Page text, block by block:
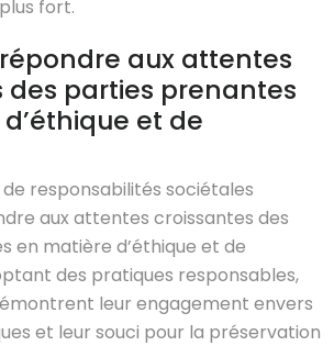
fort.
aux attentes
des parties prenantes
et de
responsabilités sociétales
aux attentes croissantes des
en matière d’éthique et de
des pratiques responsables,
leur engagement envers
et leur souci pour la préservation